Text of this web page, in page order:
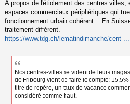
e
s
g
e
o
A propos de l'étiolement des centres villes,
espaces commerciaux périphériques qui
fonctionnement urbain cohérent... En
traitement différent.
https://www.tdg.ch/lematindimanche/cent
Nos centres-villes se vident de leurs
de Fribourg vient de faire le compte:
titre de repère, un taux de vacance
considéré comme haut.